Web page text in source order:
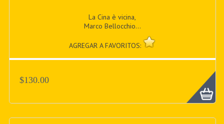
La Cina è vicina,
Marco Bellocchio...
AGREGAR A FAVORITOS:
$130.00